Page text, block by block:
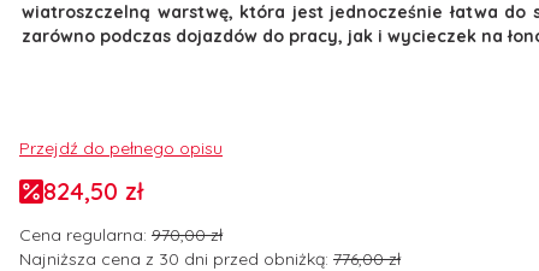
wiatroszczelną warstwę, która jest jednocześnie łatwa
zarówno podczas dojazdów do pracy, jak i wycieczek na
Przejdź do pełnego opisu
824,50 zł
Cena regularna: 970,00 zł
Najniższa cena z 30 dni przed obniżką: 776,00 zł